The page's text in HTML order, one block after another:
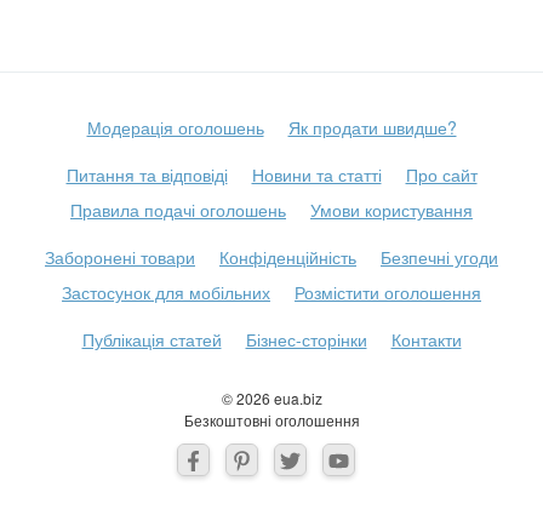
© 2026 eua.biz
Безкоштовні оголошення
Модерація оголошень
Як продати швидше?
Питання та відповіді
Новини та статті
Про сайт
Правила подачі оголошень
Умови користування
Заборонені товари
Конфіденційність
Безпечні угоди
Застосунок для мобільних
Розмістити оголошення
Публікація статей
Бізнес-сторінки Контакти